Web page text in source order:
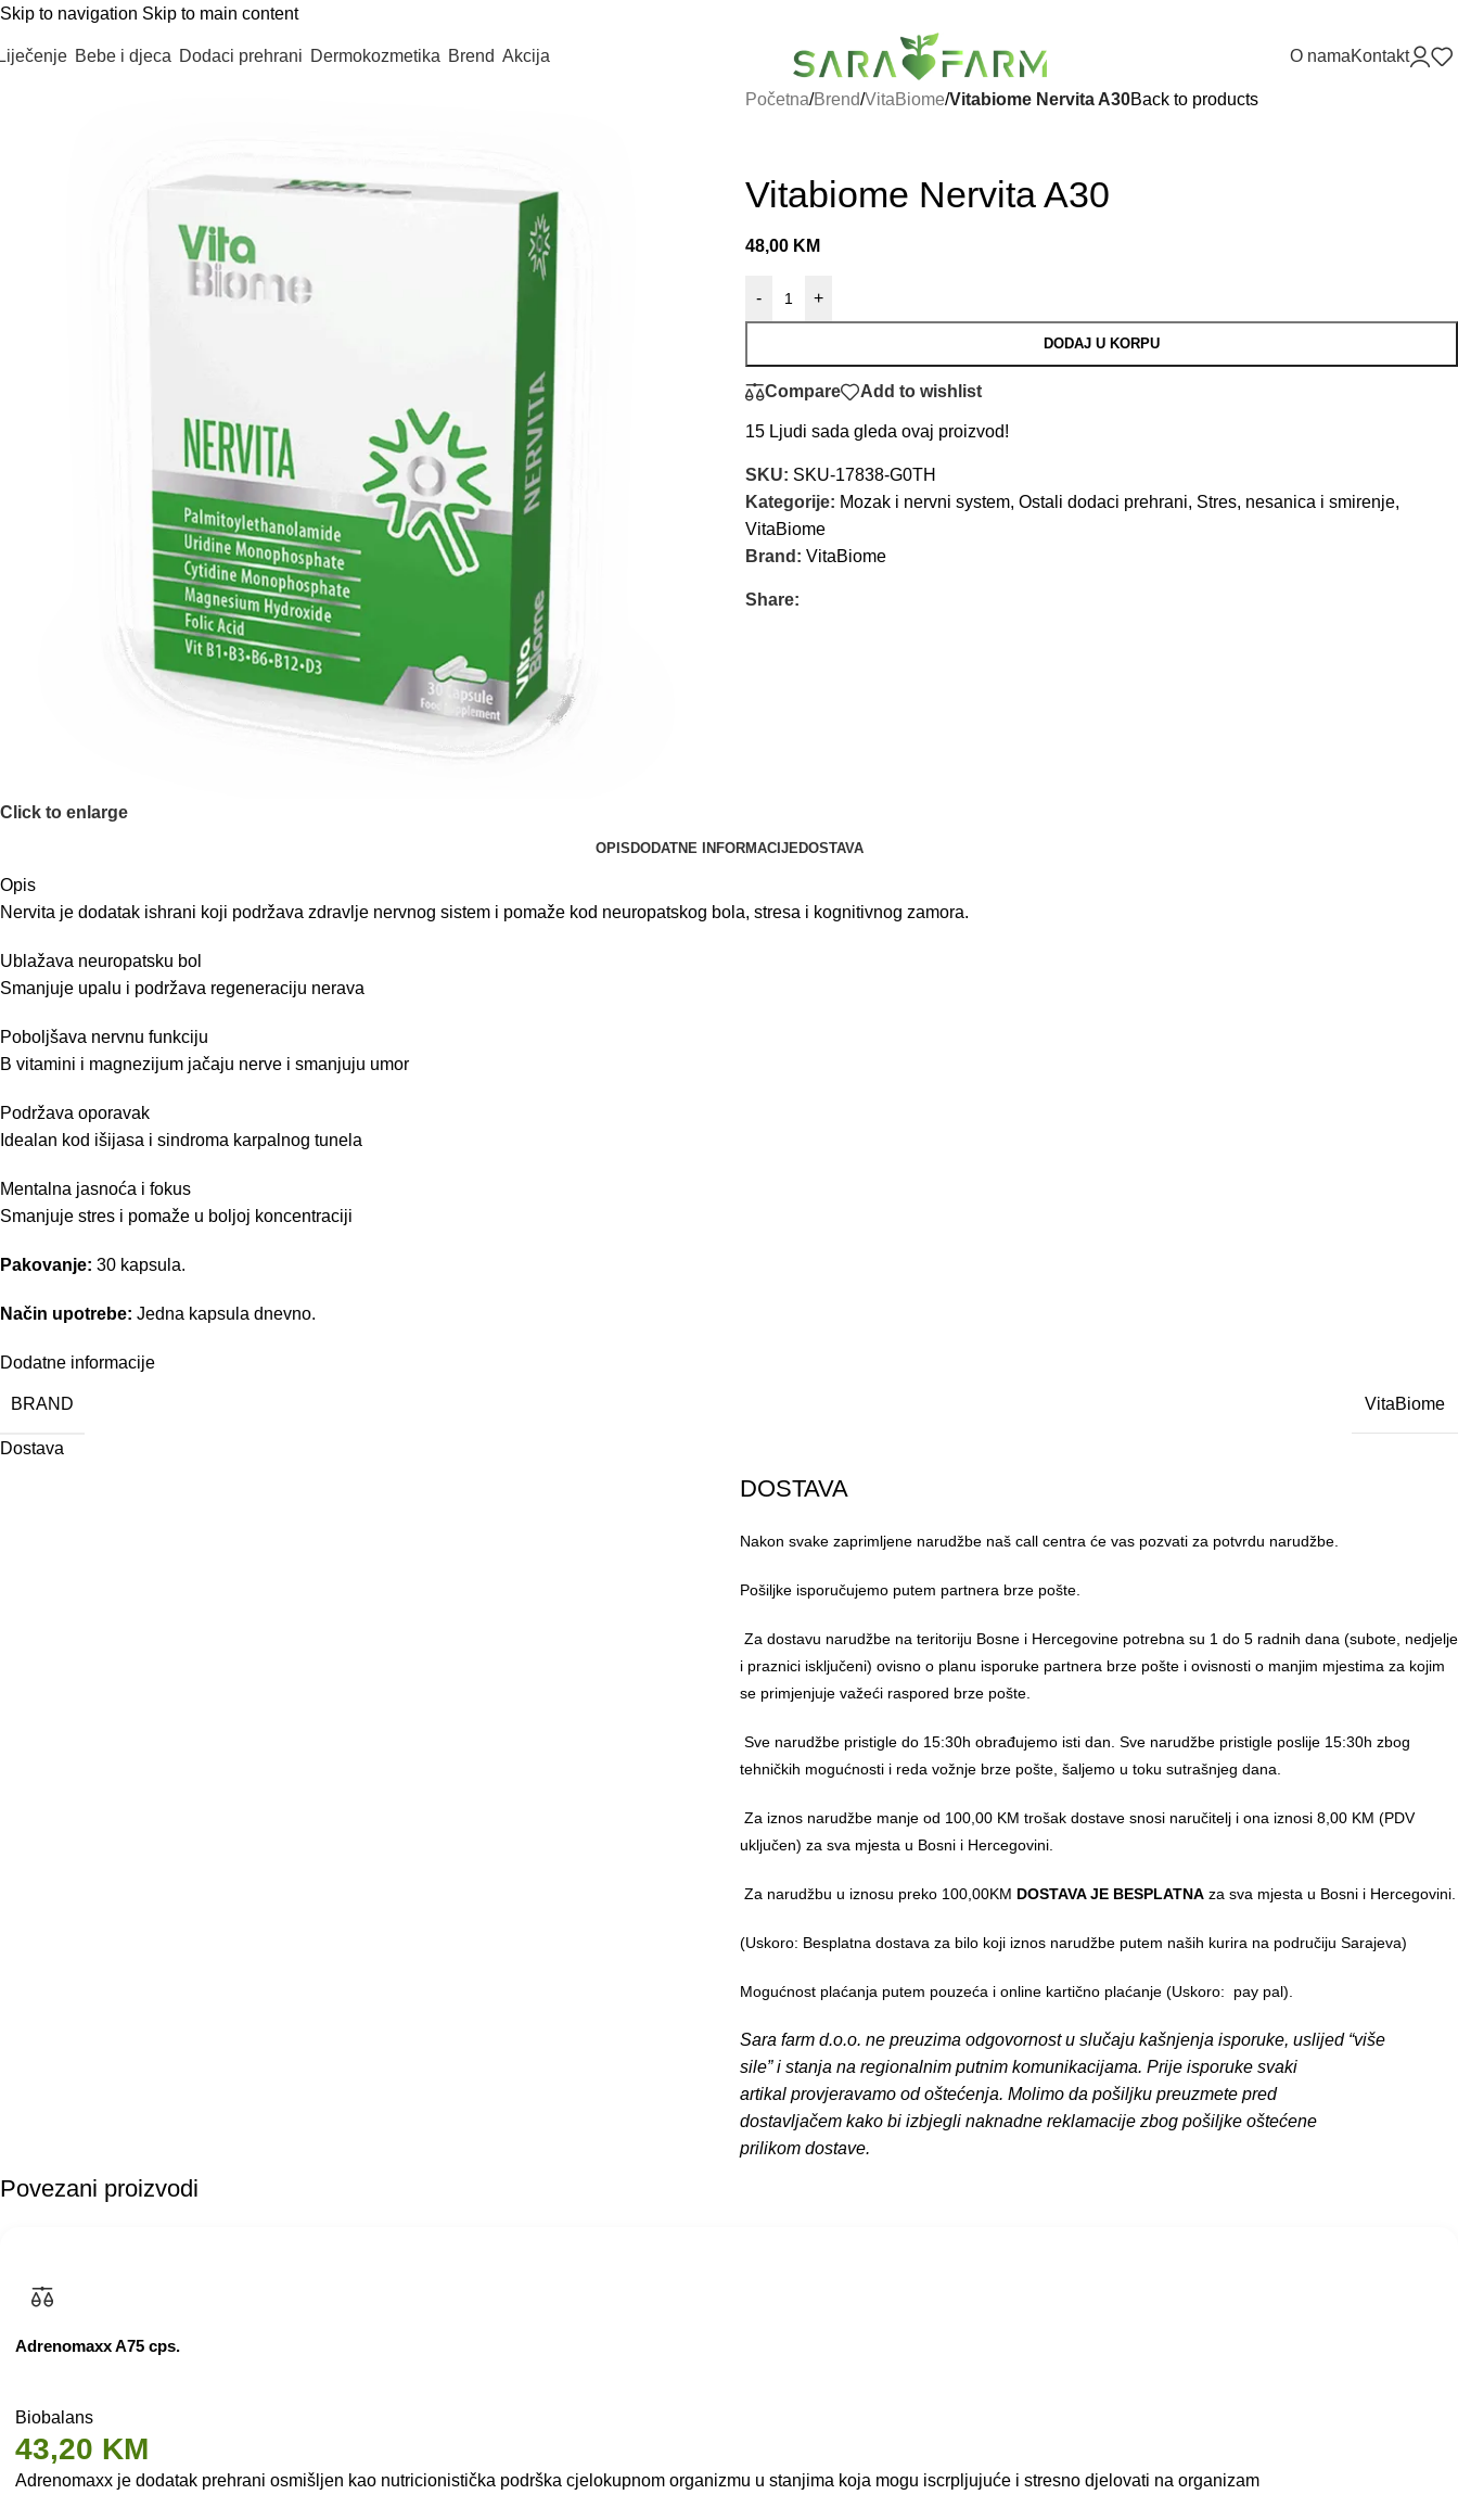
Skip to navigation Skip to main content
Bebe i djeca Dodaci prehrani Dermokozmetika Brend Akcija O namaKontakt
Click to enlarge
Početna/Brend/VitaBiome/Vitabiome Nervita A30Back to products
Vitabiome Nervita A30
48,00 KM
- +
DODAJ U KORPU
Compare Add to wishlist
15 Ljudi sada gleda ovaj proizvod!
SKU: SKU-17838-G0TH
Kategorije: Mozak i nervni system, Ostali dodaci prehrani, Stres, nesanica i smirenje,
VitaBiome
Brand: VitaBiome
Share:
OPISDODATNE INFORMACIJEDOSTAVA
Opis
Nervita je dodatak ishrani koji podržava zdravlje nervnog sistem i pomaže kod neuropatskog bola, stresa i kognitivnog zamora.
Ublažava neuropatsku bol
Smanjuje upalu i podržava regeneraciju nerava
Poboljšava nervnu funkciju
B vitamini i magnezijum jačaju nerve i smanjuju umor
Podržava oporavak
Idealan kod išijasa i sindroma karpalnog tunela
Mentalna jasnoća i fokus
Smanjuje stres i pomaže u boljoj koncentraciji
Pakovanje: 30 kapsula.
Način upotrebe: Jedna kapsula dnevno.
Dodatne informacije
BRAND VitaBiome
Dostava
DOSTAVA
Nakon svake zaprimljene narudžbe naš call centra će vas pozvati za potvrdu narudžbe.
Pošiljke isporučujemo putem partnera brze pošte.
Za dostavu narudžbe na teritoriju Bosne i Hercegovine potrebna su 1 do 5 radnih dana (subote, nedjelje
i praznici isključeni) ovisno o planu isporuke partnera brze pošte i ovisnosti o manjim mjestima za kojim
se primjenjuje važeći raspored brze pošte.
Sve narudžbe pristigle do 15:30h obrađujemo isti dan. Sve narudžbe pristigle poslije 15:30h zbog
tehničkih mogućnosti i reda vožnje brze pošte, šaljemo u toku sutrašnjeg dana.
Za iznos narudžbe manje od 100,00 KM trošak dostave snosi naručitelj i ona iznosi 8,00 KM (PDV
uključen) za sva mjesta u Bosni i Hercegovini.
Za narudžbu u iznosu preko 100,00KM DOSTAVA JE BESPLATNA za sva mjesta u Bosni i Hercegovini.
(Uskoro: Besplatna dostava za bilo koji iznos narudžbe putem naših kurira na područiju Sarajeva)
Mogućnost plaćanja putem pouzeća i online kartično plaćanje (Uskoro: pay pal).
Sara farm d.o.o. ne preuzima odgovornost u slučaju kašnjenja isporuke, uslijed “više
sile” i stanja na regionalnim putnim komunikacijama. Prije isporuke svaki
artikal provjeravamo od oštećenja. Molimo da pošiljku preuzmete pred
dostavljačem kako bi izbjegli naknadne reklamacije zbog pošiljke oštećene
prilikom dostave.
Povezani proizvodi
Adrenomaxx A75 cps.
Biobalans
43,20 KM
Adrenomaxx je dodatak prehrani osmišljen kao nutricionistička podrška cjelokupnom organizmu u stanjima koja mogu iscrpljujuće i stresno djelovati na organizam